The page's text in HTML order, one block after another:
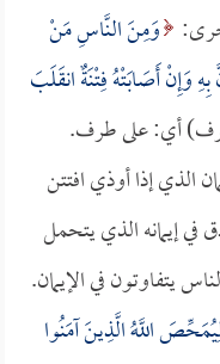
وَمِنَ النَّاسِ مَنْ
وَإِنْ أَصَابَتْهُ فِتْنَةٌ انقَلَبَ
الذي إذا أوذي افتتن
إيمانه الذي يتحمل
يتفاوتون في الإيمان.
اللَّهُ الَّذِينَ آمَنُوا